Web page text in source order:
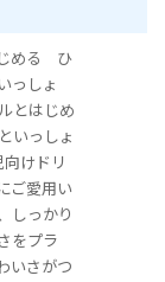
める ひ
っしょ
とはじめ
いっしょ
けドリ
ご愛用い
しっかり
をプラ
いさがつ